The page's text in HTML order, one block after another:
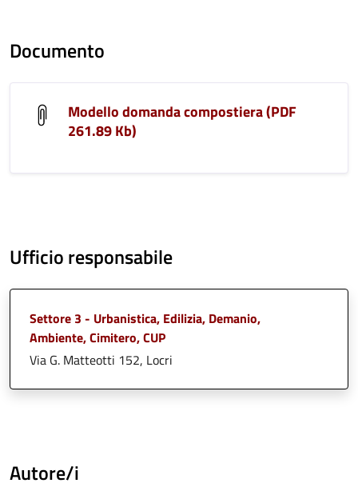
Documento
Modello domanda compostiera (PDF
261.89 Kb)
Ufficio responsabile
Settore 3 - Urbanistica, Edilizia, Demanio,
Ambiente, Cimitero, CUP
Via G. Matteotti 152, Locri
Autore/i